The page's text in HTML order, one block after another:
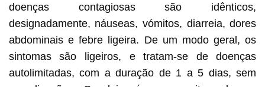
doenças contagiosas são idênticos,
designadamente, náuseas, vómitos, diarreia, dores
abdominais e febre ligeira. De um modo geral, os
sintomas são ligeiros, e tratam-se de doenças
autolimitadas, com a duração de 1 a 5 dias, sem